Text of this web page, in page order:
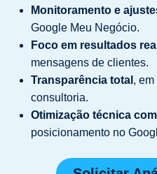
Monitoramento e
Google Meu Negócio.
Foco em resultados
mensagens de clientes.
Transparência total ,
consultoria.
Otimização técnica
posicionamento no